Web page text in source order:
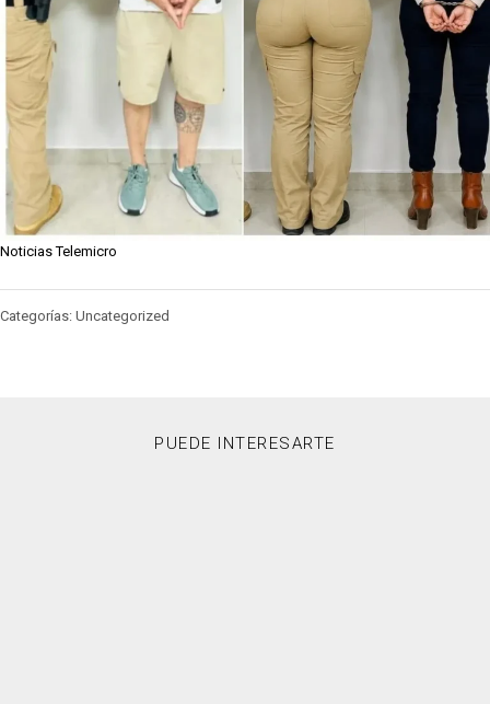
Noticias Telemicro
Categorías: Uncategorized
PUEDE INTERESARTE